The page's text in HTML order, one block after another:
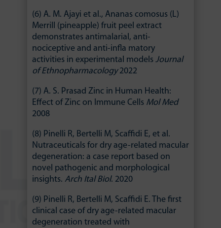
(6) A. M. Ajayi et al., Ananas comosus (L)
Merrill (pineapple) fruit peel extract
demonstrates antimalarial, anti-
nociceptive and anti-infla matory
activities in experimental models Journal
of Ethnopharmacology2022
(7) A. S. Prasad Zinc in Human Health:
Effect of Zinc on Immune Cells Mol Med
2008
(8) Pinelli R, Bertelli M, Scaffidi E, et al.
Nutraceuticals for dry age-related macular
degeneration: a case report based on
novel pathogenic and morphological
insights. Arch Ital Biol. 2020
(9) Pinelli R, Bertelli M, Scaffidi E. The first
clinical case of dry age-related macular
degeneration treated with